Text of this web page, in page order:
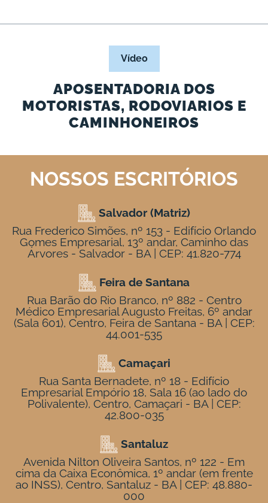
Vídeo
APOSENTADORIA DOS
MOTORISTAS, RODOVIARIOS E
CAMINHONEIROS
NOSSOS ESCRITÓRIOS
Salvador (Matriz)
Rua Frederico Simões, nº 153 - Edifício Orlando
Gomes Empresarial, 13º andar, Caminho das
Árvores - Salvador - BA | CEP: 41.820-774
Feira de Santana
Rua Barão do Rio Branco, nº 882 - Centro
Médico Empresarial Augusto Freitas, 6º andar
(Sala 601), Centro, Feira de Santana - BA | CEP:
44.001-535
Camaçari
Rua Santa Bernadete, nº 18 - Edifício
Empresarial Empório 18, Sala 16 (ao lado do
Polivalente), Centro, Camaçari - BA | CEP:
42.800-035
Santaluz
Avenida Nilton Oliveira Santos, nº 122 - Em
cima da Caixa Econômica, 1º andar (em frente
ao INSS), Centro, Santaluz - BA | CEP: 48.880-
000